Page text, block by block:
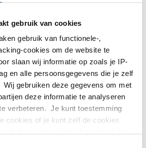
gebruik van cookies
gebruik van functionele-,
cookies om de website te
slaan wij informatie op zoals je IP-
en alle persoonsgegevens die je zelf
gebruiken deze gegevens om met
deze informatie te analyseren
verbeteren. Je kunt toestemming
cookies of je kunt zelf de cookies
T6 rond geperst Pb max
2860-0140
Selecteer uw maat